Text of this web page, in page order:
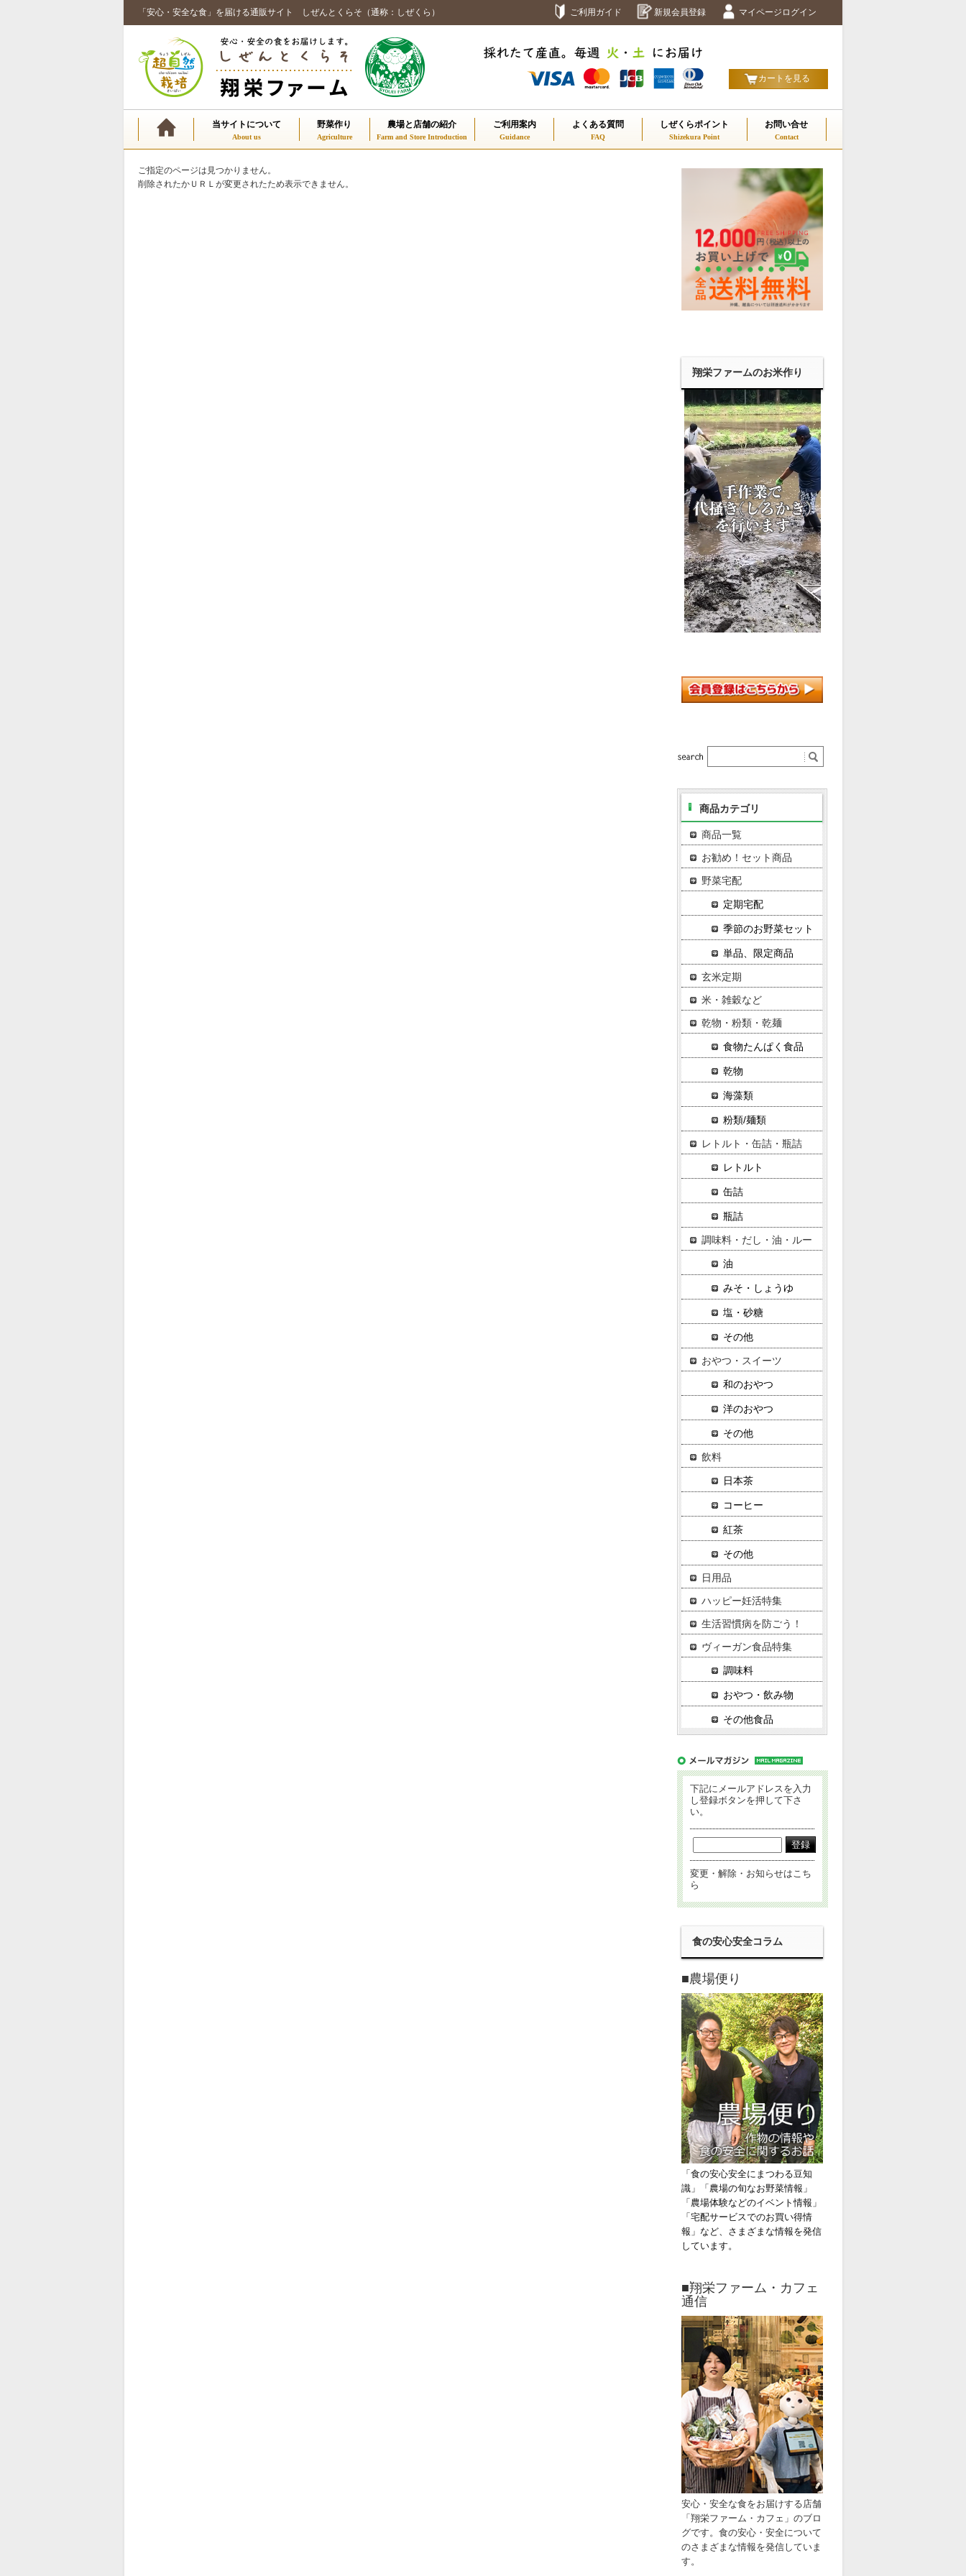
「安心・安全な食」を届ける通販サイト しぜんとくらそ（通称：しぜくら） ご利用ガイド 新規会員登録 マイページログイン
カートを見る
当サイトについて 野菜作り 農場と店舗の紹介 ご利用案内 よくある質問 しぜくらポイント お問い合せ
ご指定のページは見つかりません。
削除されたかＵＲＬが変更されたため表示できません。
翔栄ファームのお米作り
商品カテゴリ
商品一覧
お勧め！セット商品
野菜宅配
定期宅配
季節のお野菜セット
単品、限定商品
玄米定期
米・雑穀など
乾物・粉類・乾麺
食物たんぱく食品
乾物
海藻類
粉類/麺類
レトルト・缶詰・瓶詰
レトルト
缶詰
瓶詰
調味料・だし・油・ルー
油
みそ・しょうゆ
塩・砂糖
その他
おやつ・スイーツ
和のおやつ
洋のおやつ
その他
飲料
日本茶
コーヒー
紅茶
その他
日用品
ハッピー妊活特集
生活習慣病を防ごう！
ヴィーガン食品特集
調味料
おやつ・飲み物
その他食品
下記にメールアドレスを入力
し登録ボタンを押して下さ
い。
変更・解除・お知らせはこち
ら
食の安心安全コラム
■農場便り
「食の安心安全にまつわる豆知
識」「農場の旬なお野菜情報」
「農場体験などのイベント情報」
「宅配サービスでのお買い得情
報」など、さまざまな情報を発信
しています。
■翔栄ファーム・カフェ
通信
安心・安全な食をお届けする店舗
「翔栄ファーム・カフェ」 のブロ
グです。 食の安心・安全について
のさまざまな情報を発信していま
す。